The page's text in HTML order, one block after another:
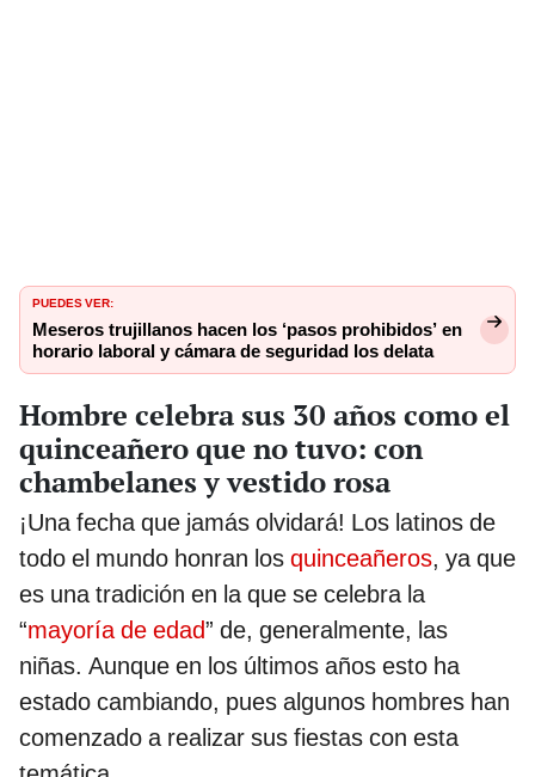
PUEDES VER:
Meseros trujillanos hacen los ‘pasos prohibidos’ en
horario laboral y cámara de seguridad los delata
Hombre celebra sus 30 años como el
quinceañero que no tuvo: con
chambelanes y vestido rosa
¡Una fecha que jamás olvidará! Los latinos de
todo el mundo honran los quinceañeros, ya que
es una tradición en la que se celebra la
“mayoría de edad” de, generalmente, las
niñas. Aunque en los últimos años esto ha
estado cambiando, pues algunos hombres han
comenzado a realizar sus fiestas con esta